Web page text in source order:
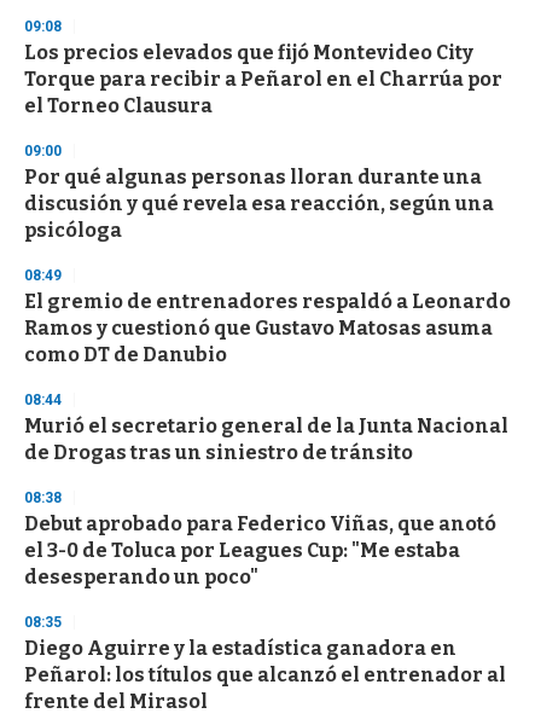
09:08
Los precios elevados que fijó Montevideo City
Torque para recibir a Peñarol en el Charrúa por
el Torneo Clausura
09:00
Por qué algunas personas lloran durante una
discusión y qué revela esa reacción, según una
psicóloga
08:49
El gremio de entrenadores respaldó a Leonardo
Ramos y cuestionó que Gustavo Matosas asuma
como DT de Danubio
08:44
Murió el secretario general de la Junta Nacional
de Drogas tras un siniestro de tránsito
08:38
Debut aprobado para Federico Viñas, que anotó
el 3-0 de Toluca por Leagues Cup: "Me estaba
desesperando un poco"
08:35
Diego Aguirre y la estadística ganadora en
Peñarol: los títulos que alcanzó el entrenador al
frente del Mirasol